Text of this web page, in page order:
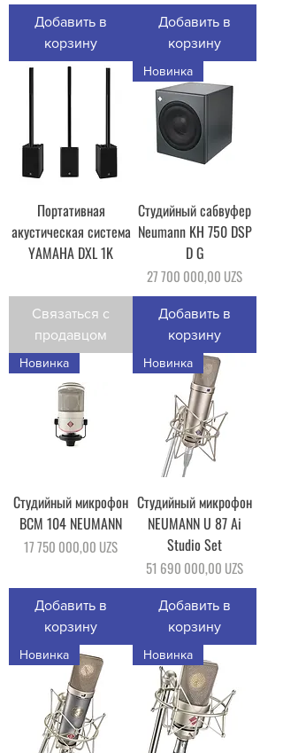
Добавить в
корзину
Добавить в
корзину
Портативная
акустическая система
YAMAHA DXL 1K
Связаться с
продавцом
Новинка
Студийный сабвуфер
Neumann KH 750 DSP
D G
Цена
27 700 000,00 UZS
Добавить в
корзину
Новинка
Студийный микрофон
BCM 104 NEUMANN
Цена
17 750 000,00 UZS
Добавить в
корзину
Новинка
Студийный микрофон
NEUMANN U 87 Ai
Studio Set
Цена
51 690 000,00 UZS
Добавить в
корзину
Новинка Новинка